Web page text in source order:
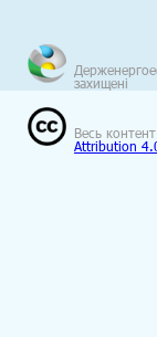
захищені
Весь
Attribution